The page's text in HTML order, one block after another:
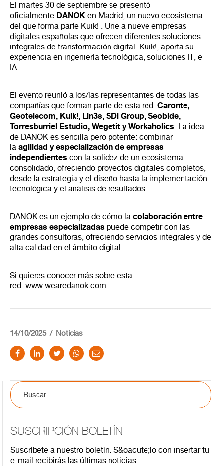
El martes 30 de septiembre se presentó
oficialmente DANOK en Madrid, un nuevo ecosistema
del que forma parte Kuik! . Une a nueve empresas
digitales españolas que ofrecen diferentes soluciones
integrales de transformación digital. Kuik!, aporta su
experiencia en ingeniería tecnológica, soluciones IT, e
IA.
El evento reunió a los/las representantes de todas las
compañías que forman parte de esta red: Caronte,
Geotelecom, Kuik!, Lin3s, SDi Group, Seobide,
Torresburriel Estudio, Wegetit y Workaholics. La idea
de DANOK es sencilla pero potente: combinar
la agilidad y especialización de empresas
independientes con la solidez de un ecosistema
consolidado, ofreciendo proyectos digitales completos,
desde la estrategia y el diseño hasta la implementación
tecnológica y el análisis de resultados.
DANOK es un ejemplo de cómo la colaboración entre
empresas especializadas puede competir con las
grandes consultoras, ofreciendo servicios integrales y de
alta calidad en el ámbito digital.
Si quieres conocer más sobre esta
red: www.wearedanok.com.
14/10/2025 Noticias
SUSCRIPCIÓN BOLETÍN
Suscríbete a nuestro boletín. S&oacute;lo con insertar tu
e-mail recibirás las últimas noticias.